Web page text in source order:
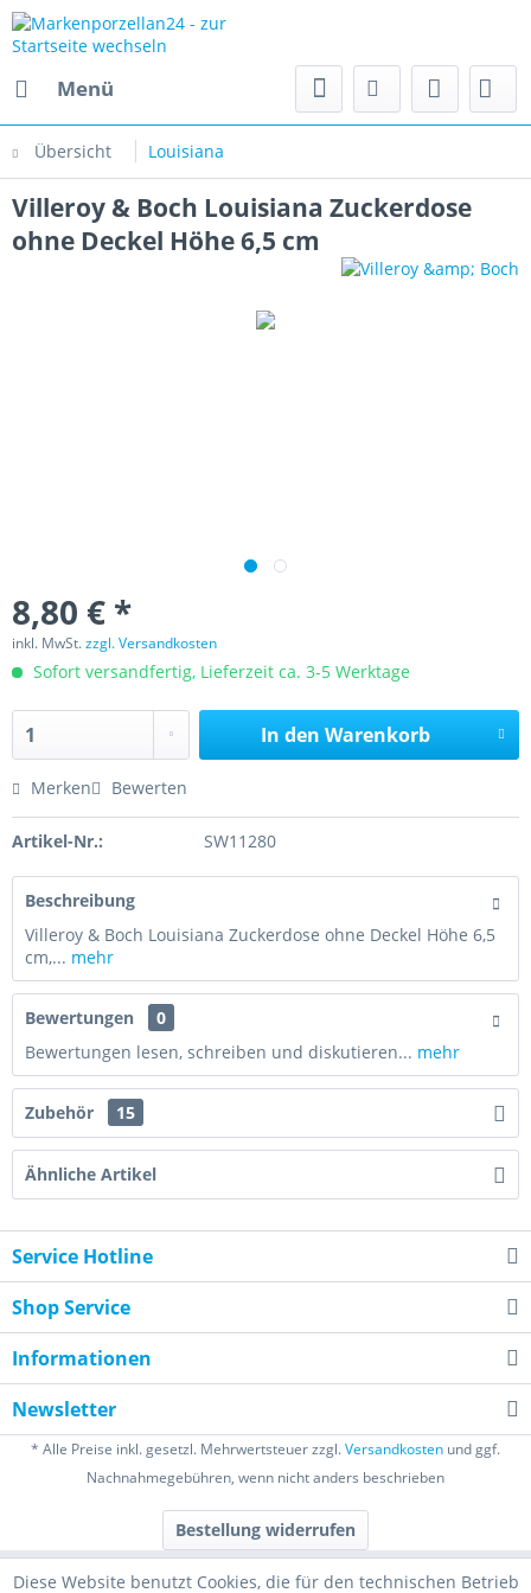
Menü
Übersicht Louisiana
Villeroy & Boch Louisiana Zuckerdose
ohne Deckel Höhe 6,5 cm
8,80 € *
inkl. MwSt.zzgl. Versandkosten
Sofort versandfertig, Lieferzeit ca. 3-5 Werktage
In den Warenkorb
Merken Bewerten
Artikel-Nr.: SW11280
Beschreibung
Villeroy & Boch Louisiana Zuckerdose ohne Deckel Höhe 6,5
cm,... mehr
Bewertungen
0
Bewertungen lesen, schreiben und diskutieren... mehr
Zubehör 15
Ähnliche Artikel
Service Hotline
Shop Service
Informationen
Newsletter
* Alle Preise inkl. gesetzl. Mehrwertsteuer zzgl.Versandkosten und ggf.
Nachnahmegebühren, wenn nicht anders beschrieben
Bestellung widerrufen
Diese Website benutzt Cookies, die für den technischen Betrieb